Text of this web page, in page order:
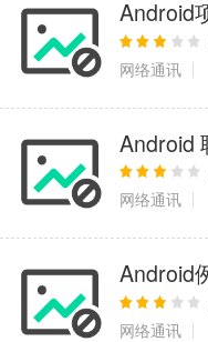
Android
网络通讯
Android
网络通讯
Android
网络通讯